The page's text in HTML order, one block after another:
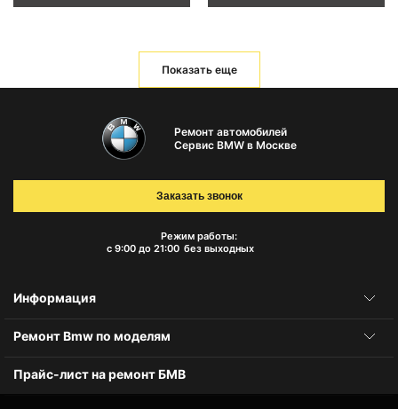
Показать еще
Ремонт автомобилей
Сервис BMW в Москве
Режим работы:
с 9:00 до 21:00 без выходных
Заказать звонок
Информация
Ремонт Bmw по моделям
Прайс-лист на ремонт БМВ